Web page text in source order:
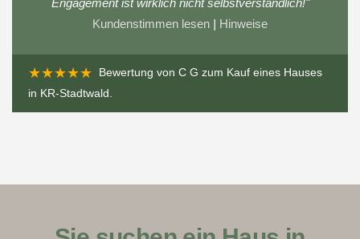
Engagement ist wirklich nicht selbstverständlich!"
Kundenstimmen lesen | Hinweise
★★★★★ Bewertung von C G zum Kauf eines Hauses
in KR-Stadtwald .